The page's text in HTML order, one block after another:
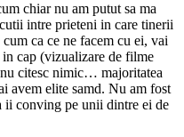
chiar nu am putut sa ma
intre prieteni in care tinerii
ca ce ne facem cu ei, vai
cap (vizualizare de filme
citesc nimic… majoritatea
avem elite samd. Nu am fost
ii conving pe unii dintre ei de